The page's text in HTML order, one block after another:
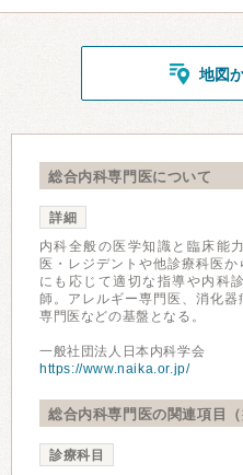
地図
総合内科専門医について
詳細
内科全般の医学知識と臨床能
医・レジデントや他診療科医か
にも応じて適切な指導や内科
師。アレルギー専門医、消化
専門医などの基盤となる。
一般社団法人日本内科学会
https://www.naika.or.jp/
総合内科専門医の関連項目（
診療科目